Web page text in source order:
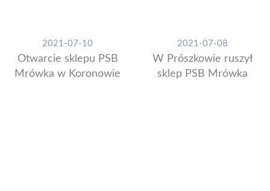
2021-07-10
Otwarcie sklepu PSB
Mrówka w Koronowie
2021-07-08
W Prószkowie ruszył
sklep PSB Mrówka